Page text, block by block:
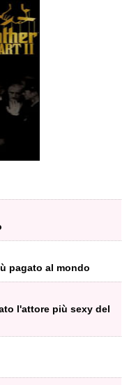
pagato al mondo
l'attore più sexy del